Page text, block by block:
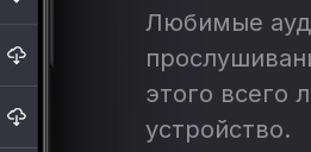
Любимые
этого всего
устройство.